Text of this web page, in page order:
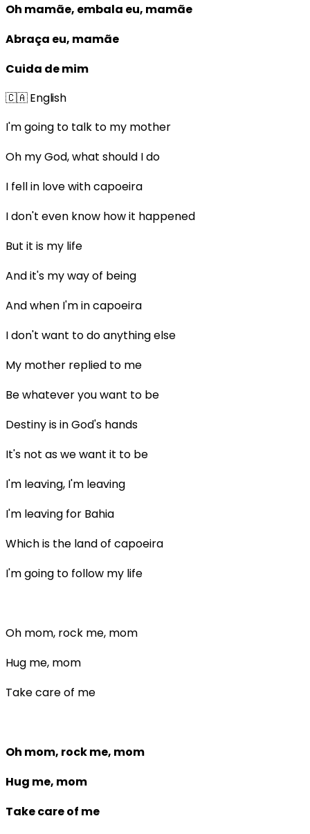
Oh mamãe, embala eu, mamãe
Abraça eu, mamãe
Cuida de mim
🇨🇦English
I'm going to talk to my mother
Oh my God, what should I do
I fell in love with capoeira
I don't even know how it happened
But it is my life
And it's my way of being
And when I'm in capoeira
I don't want to do anything else
My mother replied to me
Be whatever you want to be
Destiny is in God's hands
It's not as we want it to be
I'm leaving, I'm leaving
I'm leaving for Bahia
Which is the land of capoeira
I'm going to follow my life
Oh mom, rock me, mom
Hug me, mom
Take care of me
Oh mom, rock me, mom
Hug me, mom
Take care of me